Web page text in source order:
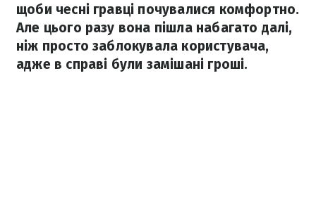
щоби чесні гравці почувалися комфортно.
Але цього разу вона пішла набагато далі,
ніж просто заблокувала користувача,
адже в справі були замішані гроші.